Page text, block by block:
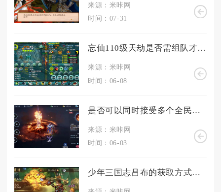
来源：米咔网
时间：07-31
忘仙110级天劫是否需组队才可击败
来源：米咔网
时间：06-08
是否可以同时接受多个全民奇迹2职业转换卡任务
来源：米咔网
时间：06-03
少年三国志吕布的获取方式是什么